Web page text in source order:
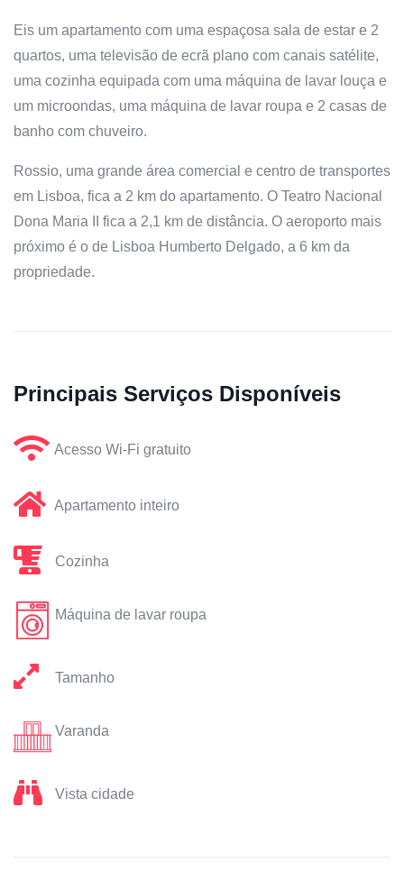
Eis um apartamento com uma espaçosa sala de estar e 2
quartos, uma televisão de ecrã plano com canais satélite,
uma cozinha equipada com uma máquina de lavar louça e
um microondas, uma máquina de lavar roupa e 2 casas de
banho com chuveiro.
Rossio, uma grande área comercial e centro de transportes
em Lisboa, fica a 2 km do apartamento. O Teatro Nacional
Dona Maria II fica a 2,1 km de distância. O aeroporto mais
próximo é o de Lisboa Humberto Delgado, a 6 km da
propriedade.
Principais Serviços Disponíveis
Acesso Wi-Fi gratuito
Apartamento inteiro
Cozinha
Máquina de lavar roupa
Tamanho
Varanda
Vista cidade